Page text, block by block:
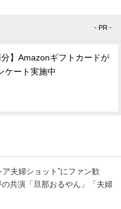
- PR -
分】Amazonギフトカードが
ケート実施中
夫婦ショット”にファン歓
共演「旦那おるやん」「夫婦